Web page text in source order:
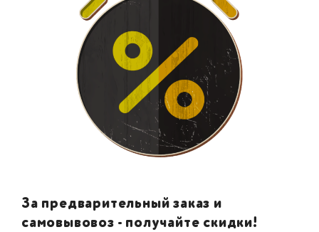
За предварительный заказ и
самовывовоз - получайте скидки!